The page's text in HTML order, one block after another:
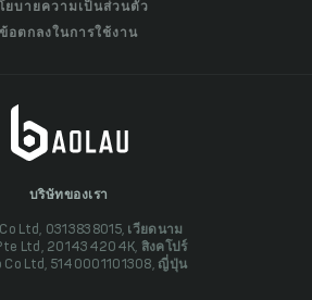
ยบายความเป็นส่วนตัว
ข้อตกลงในการใช้งาน
บริษัทของเรา
Ltd, 0313838015, เวียดนาม
Ltd, 201434204K, สิงคโปร์
Co Ltd, 5140001101308, ญี่ปุ่น